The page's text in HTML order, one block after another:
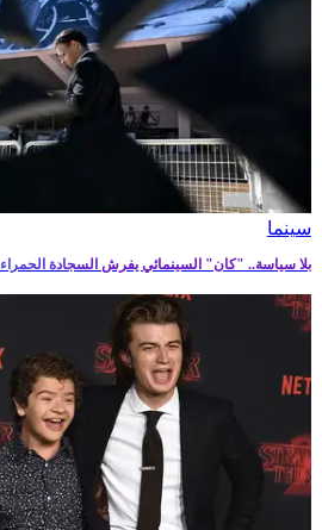
سينما
بلا سياسة.. "كان" السينمائي يفرش السجادة الحمراء لـ22 فيلما